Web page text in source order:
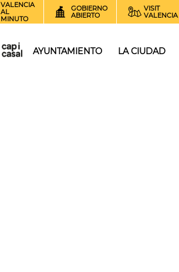
VALENCIA
AL
MINUTO
GOBIERNO
ABIERTO
VISIT
VALENCIA
AYUNTAMIENTO LA CIUDAD